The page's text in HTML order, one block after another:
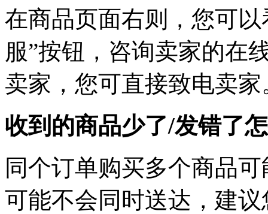
在商品页面右则，您可
服”按钮，咨询卖家的在
卖家，您可直接致电卖家
收到的商品少了/发错了
同个订单购买多个商品
可能不会同时送达，建